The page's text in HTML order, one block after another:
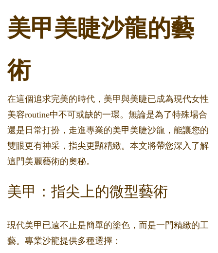
美甲美睫沙龍的藝
術
在這個追求完美的時代，美甲與美睫已成為現代女性
美容routine中不可或缺的一環。無論是為了特殊場合
還是日常打扮，走進專業的美甲美睫沙龍，能讓您的
雙眼更有神采，指尖更顯精緻。本文將帶您深入了解
這門美麗藝術的奧秘。
美甲：指尖上的微型藝術
現代美甲已遠不止是簡單的塗色，而是一門精緻的工
藝。專業沙龍提供多種選擇：